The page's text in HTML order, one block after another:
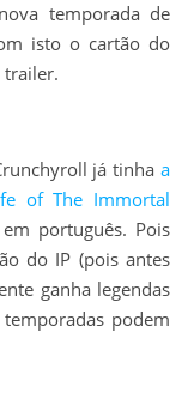
temporada de
isto o cartão do
trailer.
já tinha a
of The Immortal
português. Pois
do IP (pois antes
ganha legendas
podem